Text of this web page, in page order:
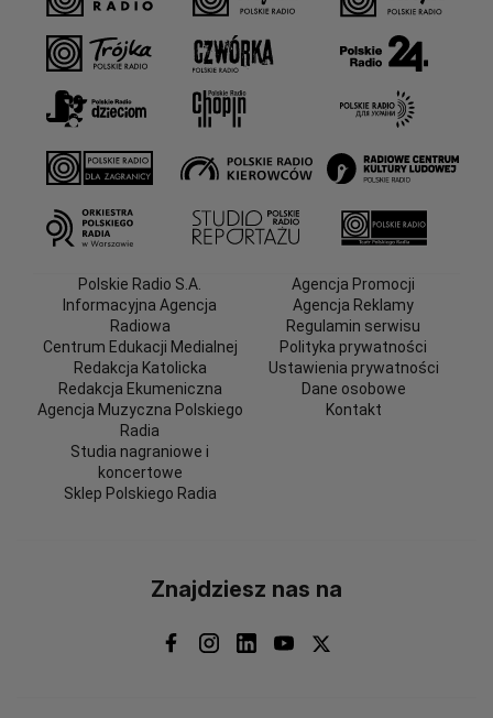
Polskie Radio S.A.
Informacyjna Agencja
Radiowa
Centrum Edukacji Medialnej
Redakcja Katolicka
Redakcja Ekumeniczna
Agencja Muzyczna Polskiego
Radia
Studia nagraniowe i
koncertowe
Sklep Polskiego Radia
Agencja Promocji
Agencja Reklamy
Regulamin serwisu
Polityka prywatności
Ustawienia prywatności
Dane osobowe
Kontakt
Znajdziesz nas na